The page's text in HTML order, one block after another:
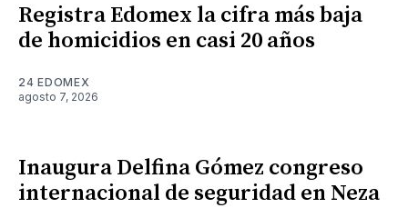
Registra Edomex la cifra más baja
de homicidios en casi 20 años
24 EDOMEX
agosto 7, 2026
Inaugura Delfina Gómez congreso
internacional de seguridad en Neza